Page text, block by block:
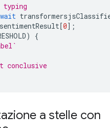
typing
sentimentResult[0];
)
{
a stelle con